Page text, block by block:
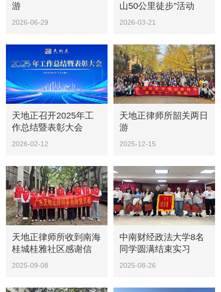
游
2026-06-29
山50公里徒步”活动
2026-03-21
天地正召开2025年工
作总结暨表彰大会
2026-02-12
天地正律师所韶关两日
游
2025-12-15
天地正律师所收到南海
桂城桂雅社区感谢信
2025-09-08
中南财经政法大学8名
同学圆满结束实习
2025-08-26